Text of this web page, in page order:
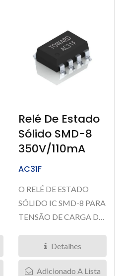
Relé De Estado
Sólido SMD-8
350V/110mA
AC31F
O RELÉ DE ESTADO
SÓLIDO IC SMD-8 PARA
TENSÃO DE CARGA DE
CARGA DE 110mA...
Detalhes
Adicionado A Lista